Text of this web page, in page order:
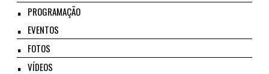
PROGRAMAÇÃO
EVENTOS
FOTOS
VÍDEOS